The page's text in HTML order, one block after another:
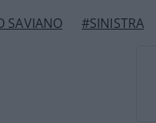
SAVIANO #SINISTRA